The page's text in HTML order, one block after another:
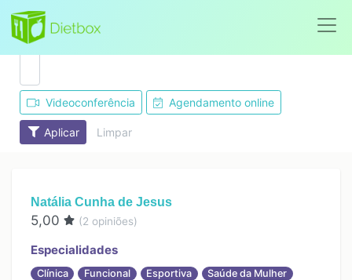
Videoconferência Agendamento online
Aplicar Limpar
Nutricionistas em
Cariacica - ES
Natália Cunha de Jesus
5,00 (2 opiniões)
Especialidades
Clínica Funcional Esportiva
Saúde da Mulher